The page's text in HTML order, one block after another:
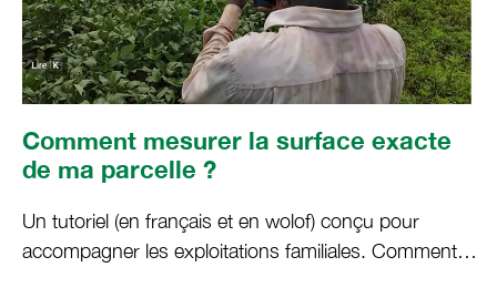
Comment mesurer la surface exacte
de ma parcelle ?
Un tutoriel (en français et en wolof) conçu pour
accompagner les exploitations familiales. Comment